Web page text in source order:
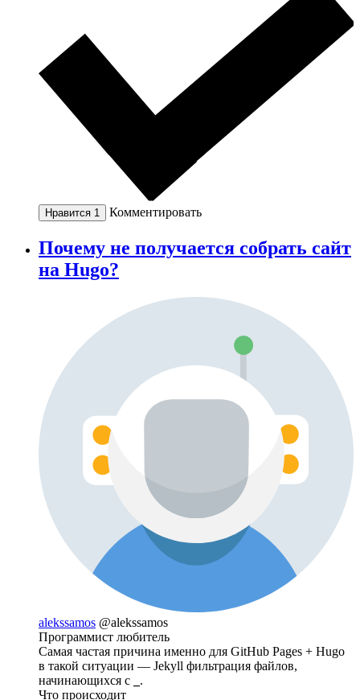
Нравится 1 Комментировать
Почему не получается собрать сайт
на Hugo?
alekssamos @alekssamos
Программист любитель
Самая частая причина именно для GitHub Pages + Hugo
в такой ситуации — Jekyll фильтрация файлов,
начинающихся с
.
Что происходит